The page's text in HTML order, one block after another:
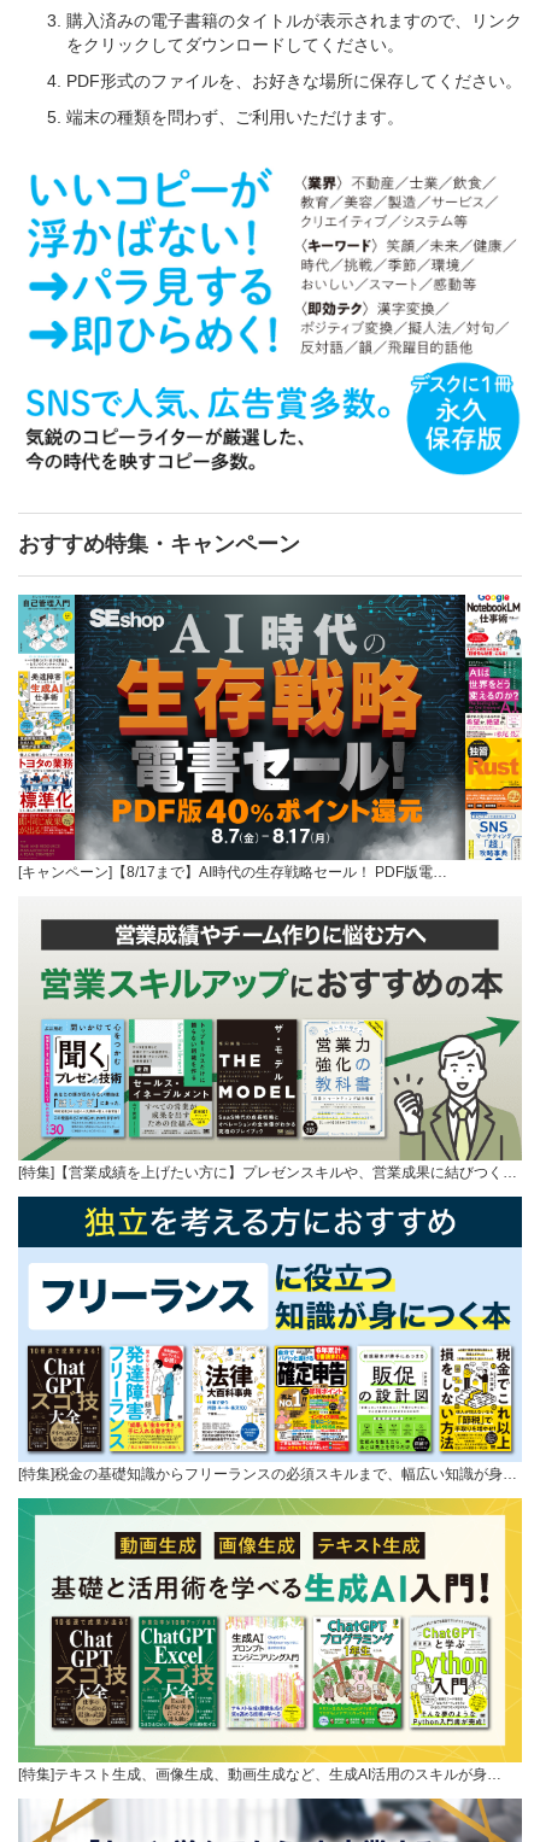
購入済みの電子書籍のタイトルが表示されますので、リンク
をクリックしてダウンロードしてください。
PDF形式のファイルを、お好きな場所に保存してください。
端末の種類を問わず、ご利用いただけます。
おすすめ特集・キャンペーン
[キャンペーン]【8/17まで】AI時代の生存戦略セール！ PDF版電…
[特集]【営業成績を上げたい方に】プレゼンスキルや、営業成果に結びつく…
[特集]税金の基礎知識からフリーランスの必須スキルまで、幅広い知識が身…
[特集]テキスト生成、画像生成、動画生成など、生成AI活用のスキルが身…